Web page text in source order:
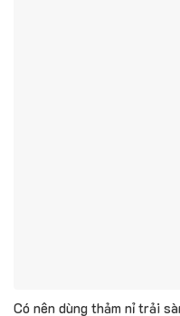
Có nên dùng thảm nỉ trải